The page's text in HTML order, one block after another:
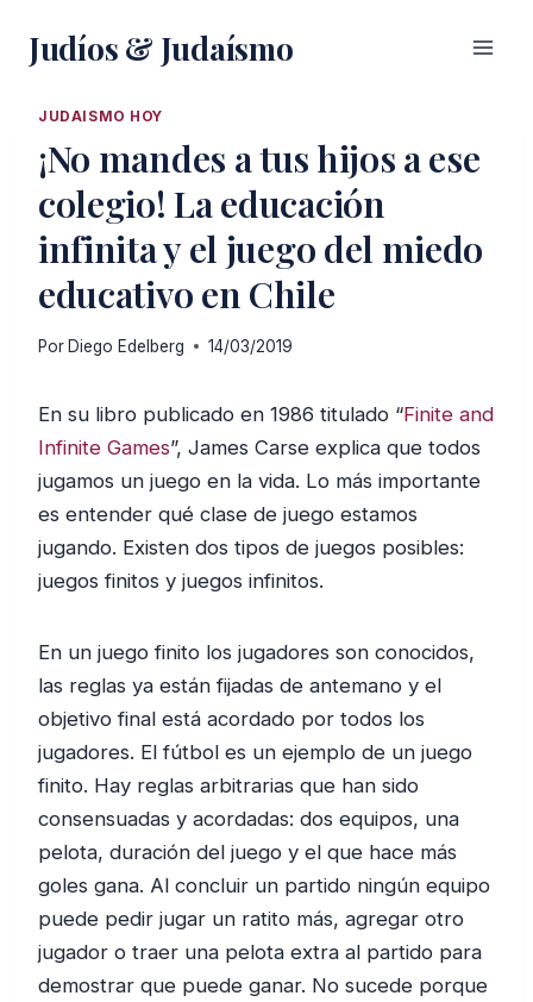
Judíos & Judaísmo
JUDAISMO HOY
¡No mandes a tus hijos a ese
colegio! La educación
infinita y el juego del miedo
educativo en Chile
Por Diego Edelberg 14/03/2019
En su libro publicado en 1986 titulado “Finite and
Infinite Games”, James Carse explica que todos
jugamos un juego en la vida. Lo más importante
es entender qué clase de juego estamos
jugando. Existen dos tipos de juegos posibles:
juegos finitos y juegos infinitos.
En un juego finito los jugadores son conocidos,
las reglas ya están fijadas de antemano y el
objetivo final está acordado por todos los
jugadores. El fútbol es un ejemplo de un juego
finito. Hay reglas arbitrarias que han sido
consensuadas y acordadas: dos equipos, una
pelota, duración del juego y el que hace más
goles gana. Al concluir un partido ningún equipo
puede pedir jugar un ratito más, agregar otro
jugador o traer una pelota extra al partido para
demostrar que puede ganar. No sucede porque